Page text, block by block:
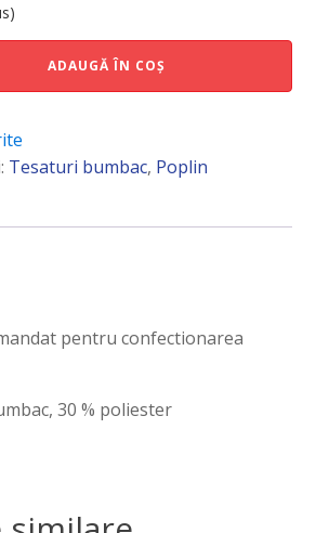
ADAUGĂ ÎN COȘ
Tesaturi bumbac, Poplin
pentru confectionarea
30 % poliester